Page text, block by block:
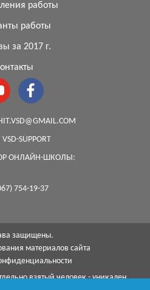
работы
работы
за 2017 г.
VSD-SUPPORT
ОНЛАЙН-ШКОЛЫ:
754-19-37
защищены.
материалов сайта
взятый человек - уникален,